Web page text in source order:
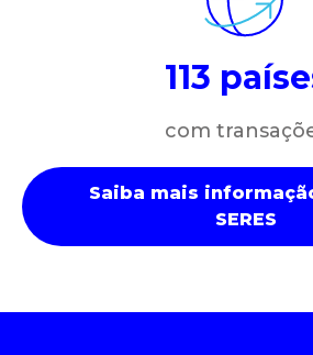
113
com
Saiba mais
SERES